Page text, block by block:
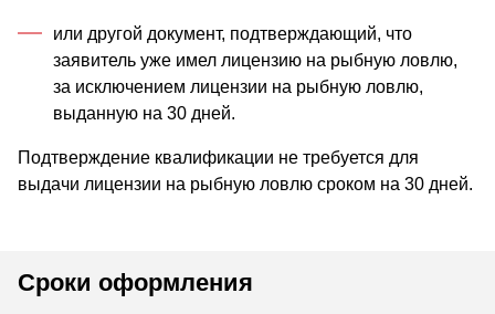
или другой документ, подтверждающий, что
заявитель уже имел лицензию на рыбную ловлю,
за исключением лицензии на рыбную ловлю,
выданную на 30 дней.
Подтверждение квалификации не требуется для
выдачи лицензии на рыбную ловлю сроком на 30 дней.
Сроки оформления